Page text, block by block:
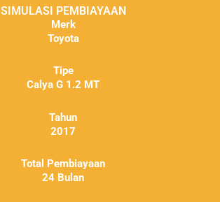
SIMULASI PEMBIAYAAN
Merk
Toyota
Tipe
Calya G 1.2 MT
Tahun
2017
Total Pembiayaan
24 Bulan